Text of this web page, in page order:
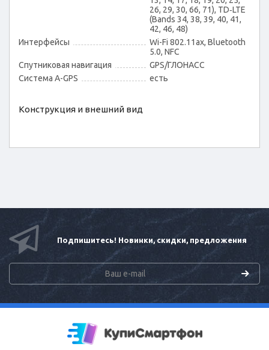
26, 29, 30, 66, 71), TD‑LTE
(Bands 34, 38, 39, 40, 41,
42, 46, 48)
Интерфейсы
Wi-Fi 802.11ax, Bluetooth
5.0, NFC
Спутниковая навигация
GPS/ГЛОНАСС
Cистема A-GPS
есть
Конструкция и внешний вид
Подпишитесь! Новинки, скидки, предложения